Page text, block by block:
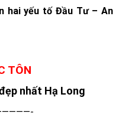
hai yếu tố Đầu Tư – An
TÔN
nhất Hạ Long